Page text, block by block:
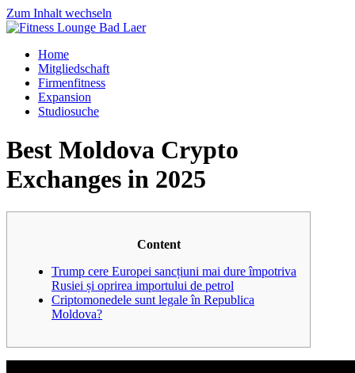
Zum Inhalt wechseln
Home
Mitgliedschaft
Firmenfitness
Expansion
Studiosuche
Best Moldova Crypto
Exchanges in 2025
Content
Trump cere Europei sancțiuni mai dure împotriva
Rusiei și oprirea importului de petrol
Criptomonedele sunt legale în Republica
Moldova?